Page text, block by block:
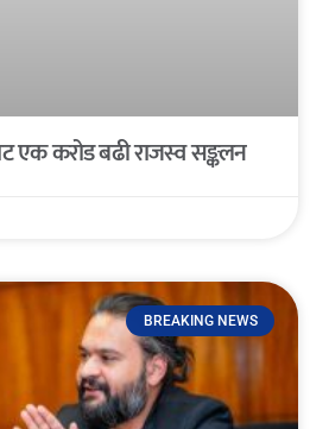
एक करोड बढी राजस्व सङ्कलन
BREAKING NEWS